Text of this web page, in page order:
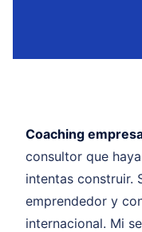
Coaching
consultor que
intentas construir.
emprendedor y
internacional. Mi